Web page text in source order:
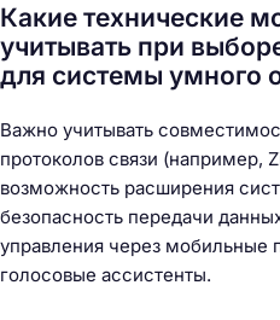
Какие технические
учитывать при
для системы умного
Важно учитывать
протоколов связи (например,
возможность расширения
безопасность передачи
управления через мобильные
голосовые ассистенты.